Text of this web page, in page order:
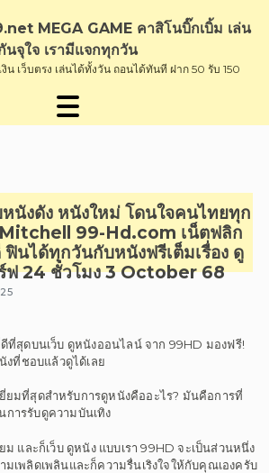
MEGA GAME คาสิโนบิ๊กเบิ้ม เล่น
นจุใจ เรามีแจกทุกวัน
น เว็บตรง เล่นได้ทั้งวัน ถอนได้ทันที ฝาก 50 รับ 150
นังดัง หนังใหม่ โดนใจคนไทยทุก
99-Hd.com เน็ตฟลิก
นได้ทุกวันกับหนังฟรีเต็มเรื่อง ดู
ฟ 24 ชั่วโมง 3 October 68
ที่สุดบนเว็บ ดูหนังออนไลน์ จาก 99HD มองฟรี!
งที่ชอบแล้วดูได้เลย
ยมที่สุดสำหรับการดูหนังคืออะไร? มันคือการที่
การรับดูความบันเทิง
ม และก็เว็บ ดูหนัง แบบเรา 99HD จะเป็นส่วนหนึ่ง
มเพลิดเพลินและก็ความรื่นเริงใจให้กับคุณเองครับ